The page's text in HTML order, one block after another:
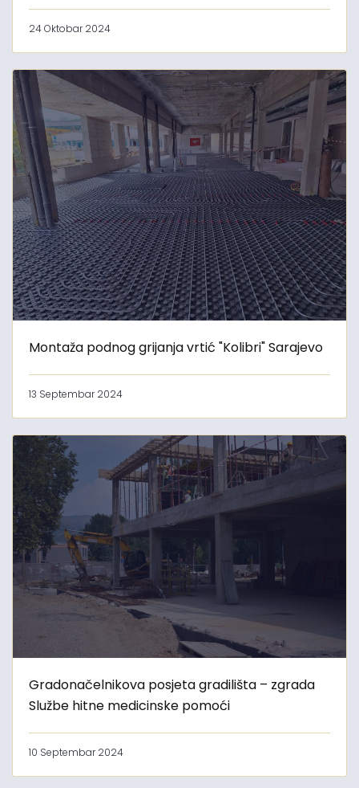
24 Oktobar 2024
Montaža podnog grijanja vrtić "Kolibri" Sarajevo
13 Septembar 2024
Gradonačelnikova posjeta gradilišta – zgrada
Službe hitne medicinske pomoći
10 Septembar 2024